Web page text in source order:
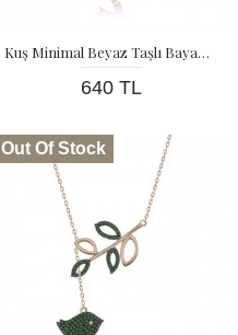
Kuş Minimal Beyaz Taşlı Bayan Gümüş Kolye
640 TL
Out Of Stock